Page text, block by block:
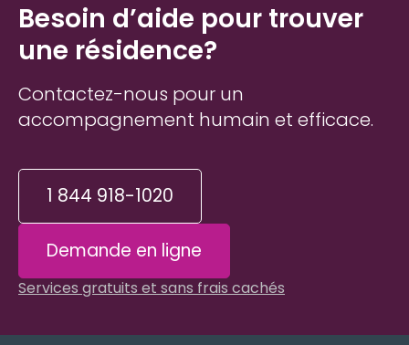
Besoin d’aide pour trouver
une résidence?
Contactez-nous pour un
accompagnement humain et efficace.
1 844 918-1020
Demande en ligne
Services gratuits et sans frais cachés